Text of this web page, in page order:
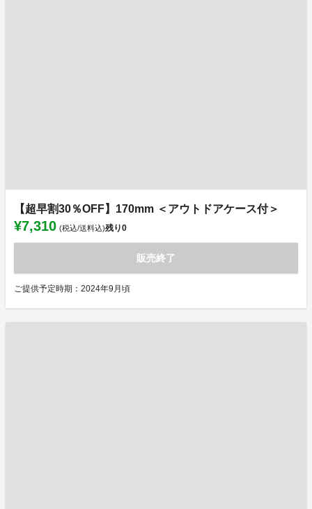
【超早割30％OFF】170mm ＜アウトドアケース付＞
¥7,310 (税込/送料込)残り0
販売終了
ご提供予定時期：2024年9月頃